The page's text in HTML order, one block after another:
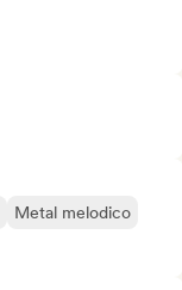
Metal melodico